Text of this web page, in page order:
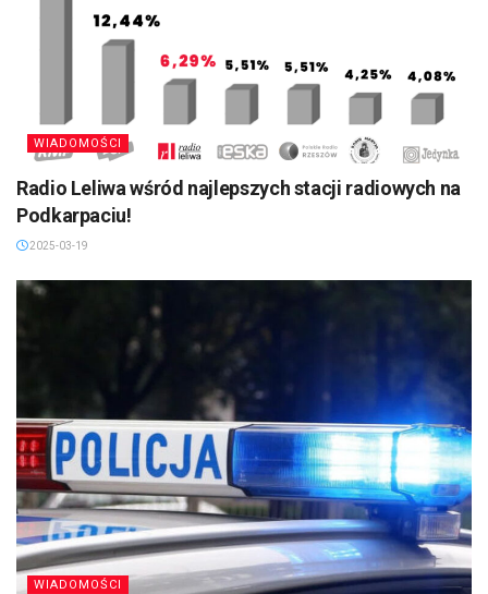
WIADOMOŚCI
Radio Leliwa wśród najlepszych stacji radiowych na
Podkarpaciu!
2025-03-19
WIADOMOŚCI